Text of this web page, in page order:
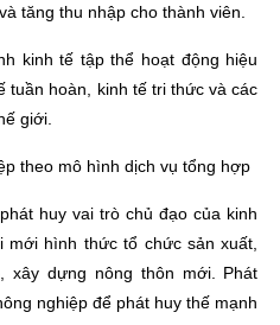
tăng thu nhập cho thành viên.
kinh tế tập thể hoạt động hiệu
tuần hoàn, kinh tế tri thức và các
giới.
theo mô hình dịch vụ tổng hợp
, phát huy vai trò chủ đạo của kinh
hình thức tổ chức sản xuất,
xây dựng nông thôn mới. Phát
nghiệp để phát huy thế mạnh